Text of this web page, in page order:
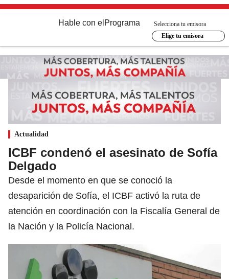
Hable con el Programa
Selecciona tu emisora
Elige tu emisora
Actualidad
ICBF condenó el asesinato de Sofía
Delgado
Desde el momento en que se conoció la
desaparición de Sofía, el ICBF activó la ruta de
atención en coordinación con la Fiscalía General de
la Nación y la Policía Nacional.